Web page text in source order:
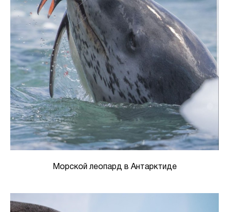
Морской леопард в Антарктиде